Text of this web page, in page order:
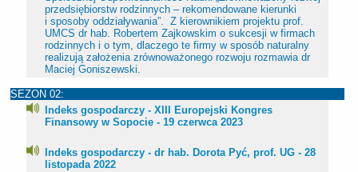
przedsiębiorstw rodzinnych – rekomendowane kierunki
i sposoby oddziaływania”. Z kierownikiem projektu prof.
UMCS dr hab. Robertem Zajkowskim o sukcesji w firmach
rodzinnych i o tym, dlaczego te firmy w sposób naturalny
realizują założenia zrównoważonego rozwoju rozmawia dr
Maciej Goniszewski.
SEZON 02:
Indeks gospodarczy - XIII Europejski Kongres
Finansowy w Sopocie - 19 czerwca 2023
Indeks gospodarczy - dr hab. Dorota Pyć, prof. UG - 28
listopada 2022